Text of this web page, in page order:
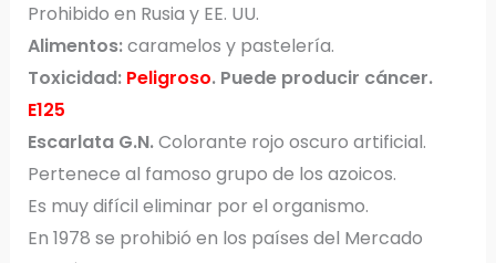
Prohibido en Rusia y EE. UU.
Alimentos:caramelos y pastelería.
Toxicidad: Peligroso. Puede producir cáncer.
E125
Escarlata G.N.Colorante rojo oscuro artificial.
Pertenece al famoso grupo de los azoicos.
Es muy difícil eliminar por el organismo.
En 1978 se prohibió en los países del Mercado